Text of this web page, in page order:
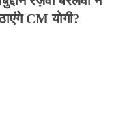
CM योगी?